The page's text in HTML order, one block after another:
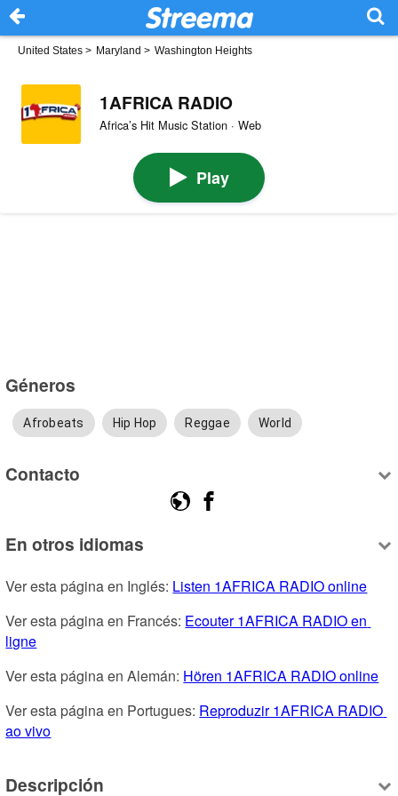
United States > Maryland > Washington Heights
1AFRICA RADIO
Africa’s Hit Music Station · Web
Play
Géneros
Afrobeats Hip Hop Reggae World
Contacto
En otros idiomas
Ver esta página en Inglés: Listen 1AFRICA RADIO online
Ver esta página en Francés: Ecouter 1AFRICA RADIO en
ligne
Ver esta página en Alemán: Hören 1AFRICA RADIO online
Ver esta página en Portugues: Reproduzir 1AFRICA RADIO
ao vivo
Descripción